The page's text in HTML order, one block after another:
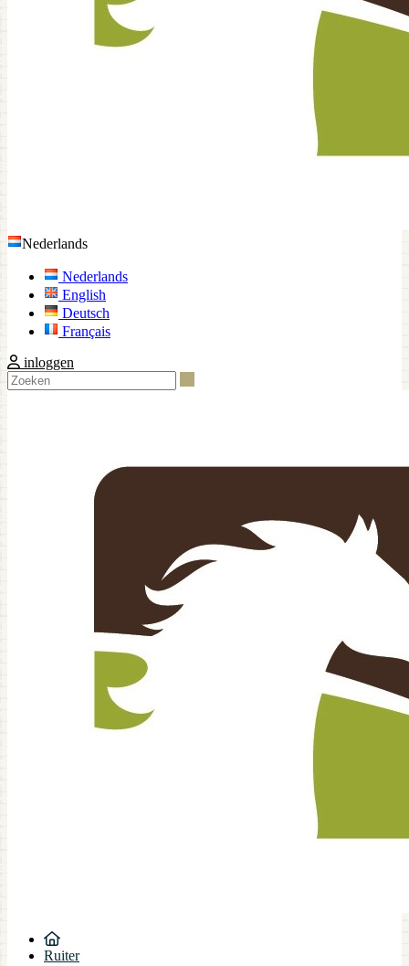
Nederlands
Nederlands
English
Deutsch
Français
inloggen
Ruiter